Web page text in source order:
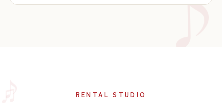
RENTAL STUDIO